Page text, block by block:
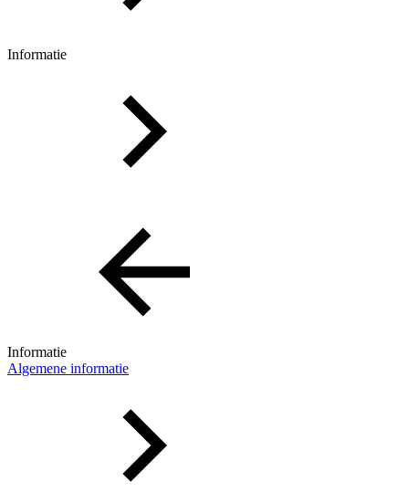
Informatie
Informatie
Algemene informatie